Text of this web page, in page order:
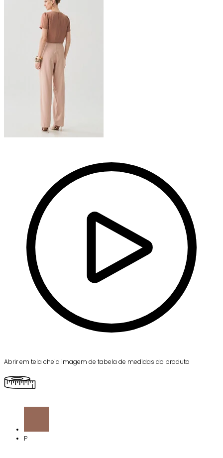
Abrir em tela cheia imagem de tabela de medidas do produto
P